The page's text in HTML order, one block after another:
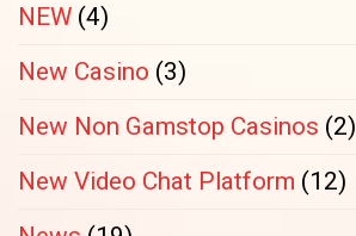
NEW (4)
New Casino (3)
New Non Gamstop Casinos (2)
New Video Chat Platform (12)